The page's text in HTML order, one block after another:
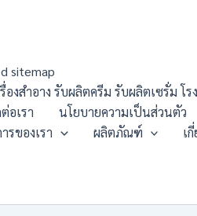
sitemap
องสำอาง รับผลิตครีม รับผลิตเซรั่ม โ
อเรา
นโยบายความเป็นส่วนตัว
รของเรา
ผลิตภัณฑ์ เ